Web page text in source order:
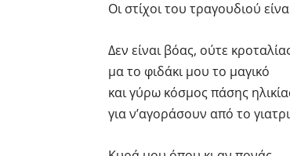
Οι στίχοι του τραγουδιού
Δεν είναι βόας, ούτε
μα το φιδάκι μου το μαγικό
και γύρω κόσμος πάσης
για ν’αγοράσουν από το